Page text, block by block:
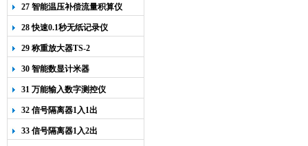
27 智能温压补偿流量积算仪
28 快速0.1秒无纸记录仪
29 称重放大器TS-2
30 智能数显计米器
31 万能输入数字测控仪
32 信号隔离器1入1出
33 信号隔离器1入2出